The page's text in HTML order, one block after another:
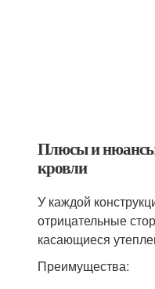
Плюсы и нюансы
кровли
У каждой
отрицательные
касающиеся
Преимущества: